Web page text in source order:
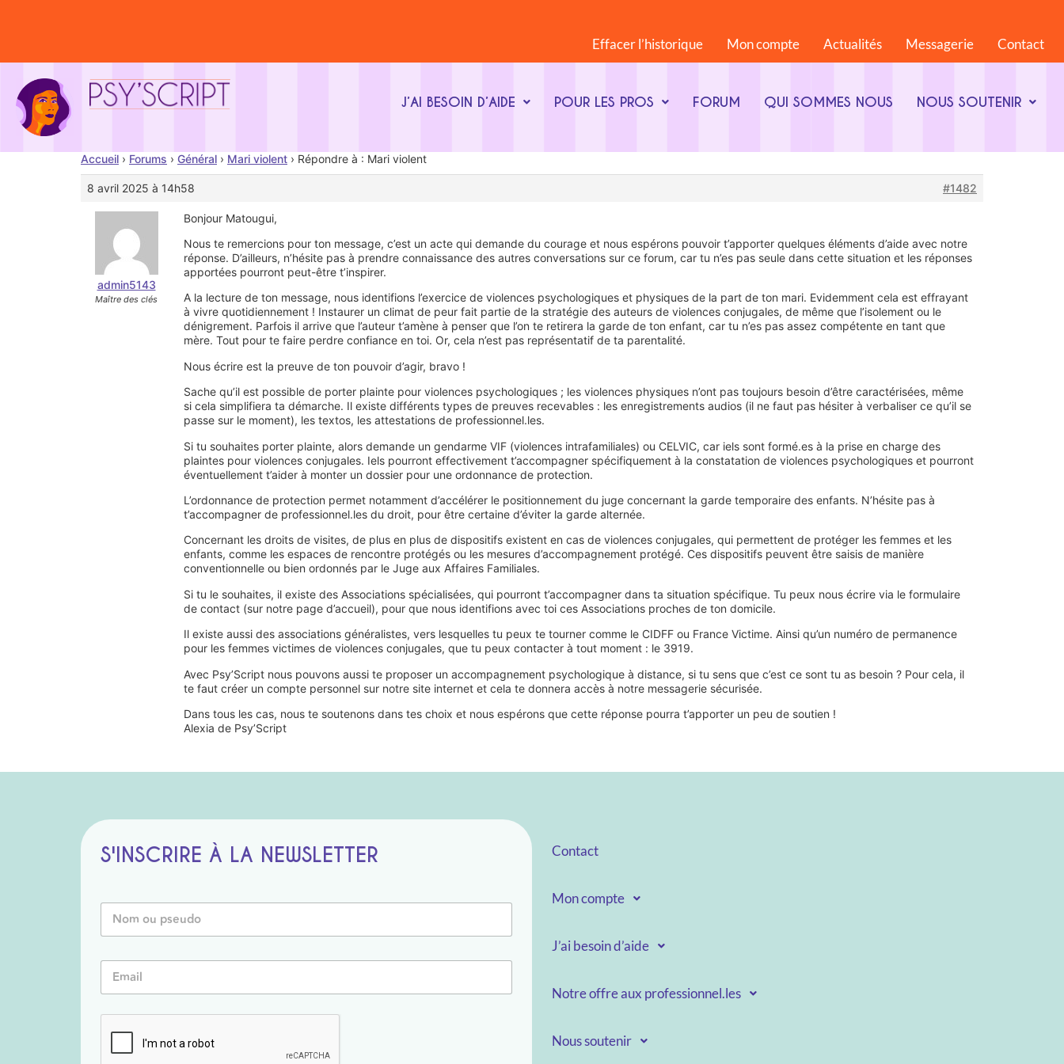
Effacer l’historique Mon compte Actualités Messagerie Contact
J’AI BESOIN D’AIDE POUR LES PROS FORUM QUI SOMMES NOUS NOUS SOUTENIR
Accueil › Forums › Général › Mari violent › Répondre à : Mari violent
8 avril 2025 à 14h58 #1482
admin5143
Maître des clés
Bonjour Matougui,
Nous te remercions pour ton message, c’est un acte qui demande du courage et nous espérons pouvoir t’apporter quelques éléments d’aide avec notre
réponse. D’ailleurs, n’hésite pas à prendre connaissance des autres conversations sur ce forum, car tu n’es pas seule dans cette situation et les réponses
apportées pourront peut-être t’inspirer.
A la lecture de ton message, nous identifions l’exercice de violences psychologiques et physiques de la part de ton mari. Evidemment cela est effrayant
à vivre quotidiennement ! Instaurer un climat de peur fait partie de la stratégie des auteurs de violences conjugales, de même que l’isolement ou le
dénigrement. Parfois il arrive que l’auteur t’amène à penser que l’on te retirera la garde de ton enfant, car tu n’es pas assez compétente en tant que
mère. Tout pour te faire perdre confiance en toi. Or, cela n’est pas représentatif de ta parentalité.
Nous écrire est la preuve de ton pouvoir d’agir, bravo !
Sache qu’il est possible de porter plainte pour violences psychologiques ; les violences physiques n’ont pas toujours besoin d’être caractérisées, même
si cela simplifiera ta démarche. Il existe différents types de preuves recevables : les enregistrements audios (il ne faut pas hésiter à verbaliser ce qu’il se
passe sur le moment), les textos, les attestations de professionnel.les.
Si tu souhaites porter plainte, alors demande un gendarme VIF (violences intrafamiliales) ou CELVIC, car iels sont formé.es à la prise en charge des
plaintes pour violences conjugales. Iels pourront effectivement t’accompagner spécifiquement à la constatation de violences psychologiques et pourront
éventuellement t’aider à monter un dossier pour une ordonnance de protection.
L’ordonnance de protection permet notamment d’accélérer le positionnement du juge concernant la garde temporaire des enfants. N’hésite pas à
t’accompagner de professionnel.les du droit, pour être certaine d’éviter la garde alternée.
Concernant les droits de visites, de plus en plus de dispositifs existent en cas de violences conjugales, qui permettent de protéger les femmes et les
enfants, comme les espaces de rencontre protégés ou les mesures d’accompagnement protégé. Ces dispositifs peuvent être saisis de manière
conventionnelle ou bien ordonnés par le Juge aux Affaires Familiales.
Si tu le souhaites, il existe des Associations spécialisées, qui pourront t’accompagner dans ta situation spécifique. Tu peux nous écrire via le formulaire
de contact (sur notre page d’accueil), pour que nous identifions avec toi ces Associations proches de ton domicile.
Il existe aussi des associations généralistes, vers lesquelles tu peux te tourner comme le CIDFF ou France Victime. Ainsi qu’un numéro de permanence
pour les femmes victimes de violences conjugales, que tu peux contacter à tout moment : le 3919.
Avec Psy’Script nous pouvons aussi te proposer un accompagnement psychologique à distance, si tu sens que c’est ce sont tu as besoin ? Pour cela, il
te faut créer un compte personnel sur notre site internet et cela te donnera accès à notre messagerie sécurisée.
Dans tous les cas, nous te soutenons dans tes choix et nous espérons que cette réponse pourra t’apporter un peu de soutien !
Alexia de Psy’Script
S'INSCRIRE À LA NEWSLETTER
*
P
e
d
N
m
s
e
E
a
i
Contact
Mon compte
J’ai besoin d’aide
Notre offre aux professionnel.les
Nous soutenir